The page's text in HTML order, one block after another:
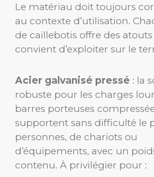
Le matériau doit toujours
au contexte d’utilisation.
de caillebotis offre des atouts
convient d’exploiter sur le
Acier galvanisé pressé : la
robuste pour les charges
barres porteuses
supportent sans difficulté le
personnes, de chariots ou
d’équipements, avec un
contenu. À privilégier pour :